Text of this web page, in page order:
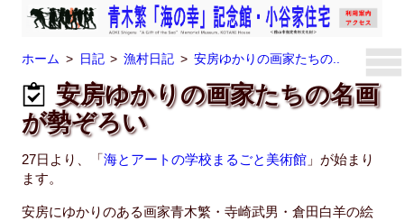
ホーム 日記 漁村日記 安房ゆかりの画家たちの..
安房ゆかりの画家たちの名画
が勢ぞろい
27日より、「海とアートの学校まるごと美術館 」が始まり
ます。
安房にゆかりのある画家青木繁・寺崎武男・倉田白羊の絵